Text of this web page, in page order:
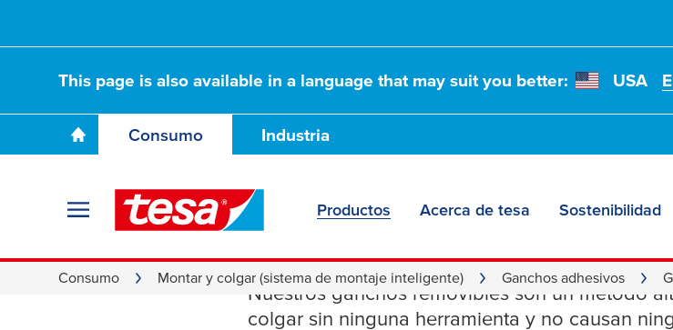
This page is also available in a language that may suit you better: USA
Consumo Industria
Productos Acerca de tesa Sostenibilidad
Consumo Montar y colgar (sistema de montaje inteligente) Ganchos adhesivos
Ganchos Powerstrips
Nuestros ganchos removibles son un método
colgar sin ninguna herramienta y no causan